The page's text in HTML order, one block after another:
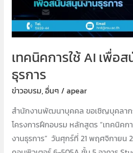
เทคนิคการใช้ AI เพื่อ
ธุรการ
ข่าวอบรม,อื่นๆ / apear
สำนักงานพัฒนาบุคคล ขอเชิญบุคลาก
โครงการฝึกอบรม หลักสูตร “เทคนิคก
งานธุรการ” วันศุกร์ที่ 21 พฤศจิกายน